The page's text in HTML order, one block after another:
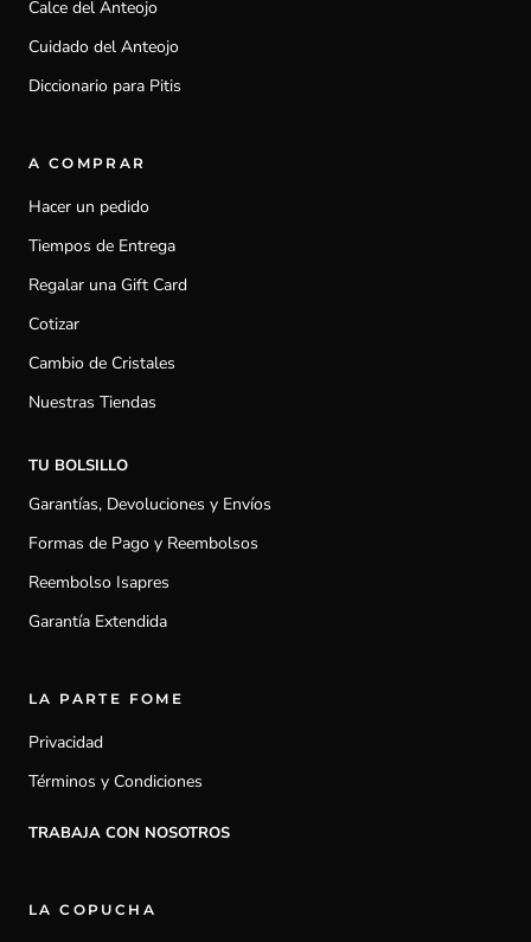
Calce del Anteojo
Cuidado del Anteojo
Diccionario para Pitis
A COMPRAR
Hacer un pedido
Tiempos de Entrega
Regalar una Gift Card
Cotizar
Cambio de Cristales
Nuestras Tiendas
TU BOLSILLO
Garantías, Devoluciones y Envíos
Formas de Pago y Reembolsos
Reembolso Isapres
Garantía Extendida
LA PARTE FOME
Privacidad
Términos y Condiciones
TRABAJA CON NOSOTROS
LA COPUCHA